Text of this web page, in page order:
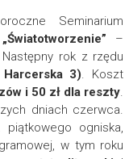
Seminarium
„Światotworzenie” –
rok z rzędu
3). Koszt
i 50 zł dla reszty.
dniach czerwca.
ogniska,
w tym roku